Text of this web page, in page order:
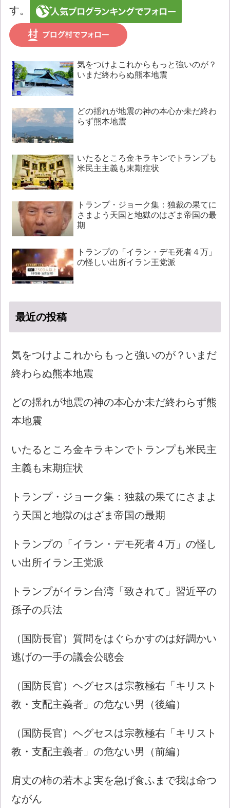
す。
気をつけよこれからもっと強いのが？
いまだ終わらぬ熊本地震
どの揺れが地震の神の本心か未だ終わ
らず熊本地震
いたるところ金キラキンでトランプも
米民主主義も末期症状
トランプ・ジョーク集：独裁の果てに
さまよう天国と地獄のはざま帝国の最
期
トランプの「イラン・デモ死者４万」
の怪しい出所イラン王党派
最近の投稿
気をつけよこれからもっと強いのが？いまだ
終わらぬ熊本地震
どの揺れが地震の神の本心か未だ終わらず熊
本地震
いたるところ金キラキンでトランプも米民主
主義も末期症状
トランプ・ジョーク集：独裁の果てにさまよ
う天国と地獄のはざま帝国の最期
トランプの「イラン・デモ死者４万」の怪し
い出所イラン王党派
トランプがイラン台湾「致されて」習近平の
孫子の兵法
（国防長官）質問をはぐらかすのは好調かい
逃げの一手の議会公聴会
（国防長官）ヘグセスは宗教極右「キリスト
教・支配主義者」の危ない男（後編）
（国防長官）ヘグセスは宗教極右「キリスト
教・支配主義者」の危ない男（前編）
肩丈の柿の若木よ実を急げ食ふまで我は命つ
ながん